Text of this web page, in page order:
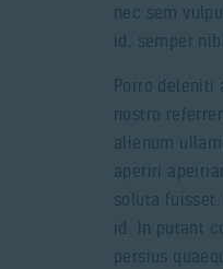
nec sem
id, semper
Porro deleniti
nostro
alienum
aperiri
soluta
id. In putant
persius